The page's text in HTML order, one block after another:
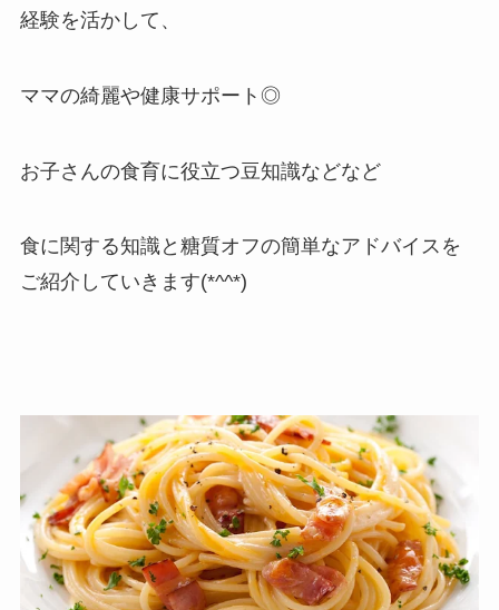
経験を活かして、
ママの綺麗や健康サポート◎
お子さんの食育に役立つ豆知識などなど
食に関する知識と糖質オフの簡単なアドバイスを
ご紹介していきます(*^^*)